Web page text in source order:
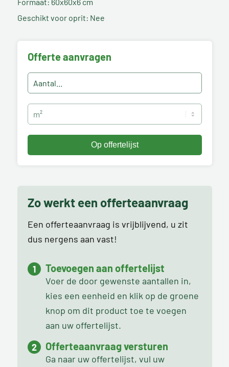
Geschikt voor oprit: Nee
Offerte aanvragen
Zo werkt een offerteaanvraag
Een offerteaanvraag is vrijblijvend, u zit
dus nergens aan vast!
Toevoegen aan offertelijst
Voer de door gewenste aantallen in,
kies een eenheid en klik op de groene
knop om dit product toe te voegen
aan uw offertelijst.
Offerteaanvraag versturen
Ga naar uw offertelijst, vul uw